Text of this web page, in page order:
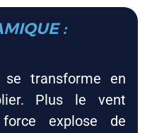
:
transforme en
Plus le vent
explose de